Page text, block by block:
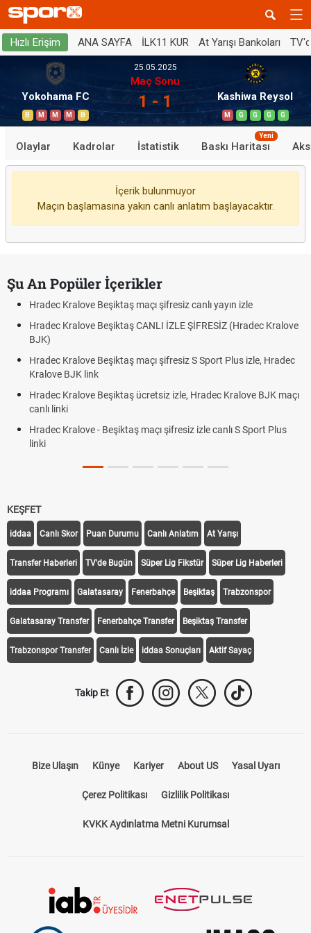
Hızlı Erişim ANA SAYFA İLK11 KUR At Yarışı Bankoları
Yokohama FC
B M M M B
25.05.2025
Maç Sonu
1 - 1 Kashiwa Reysol
M G G G G
Olaylar Kadrolar İstatistik Baskı Haritası
Yeni
İçerik bulunmuyor
Maçın başlamasına yakın canlı anlatım başlayacaktır.
Şu An Popüler İçerikler
Hradec Kralove Beşiktaş maçı şifresiz canlı yayın izle
Hradec Kralove Beşiktaş CANLI İZLE ŞİFRESİZ (Hradec Kralove
BJK)
Hradec Kralove Beşiktaş maçı şifresiz S Sport Plus izle, Hradec
Kralove BJK link
Hradec Kralove Beşiktaş ücretsiz izle, Hradec Kralove BJK maçı
canlı linki
Hradec Kralove - Beşiktaş maçı şifresiz izle canlı S Sport Plus
linki
KEŞFET
iddaa Canlı Skor Puan Durumu Canlı Anlatım At Yarışı
Transfer Haberleri TV'de Bugün Süper Lig Fikstür Süper Lig Haberleri
iddaa Programı Galatasaray Fenerbahçe Beşiktaş Trabzonspor
Galatasaray Transfer Fenerbahçe Transfer Beşiktaş Transfer
Trabzonspor Transfer Canlı İzle iddaa Sonuçları Aktif Sayaç
Takip Et
Bize Ulaşın Künye Kariyer About US Yasal Uyarı
Çerez Politikası Gizlilik Politikası
KVKK Aydınlatma Metni Kurumsal